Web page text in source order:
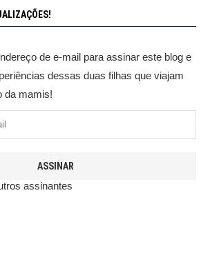
de e-mail para assinar este blog e
dessas duas filhas que viajam
da mamis!
ASSINAR
assinantes